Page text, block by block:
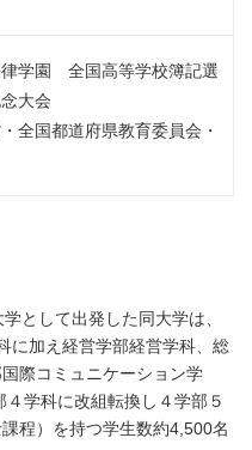
学園 全国高等学校簿記選
大会
全国都道府県教育委員会・
として出発した同大学は、
に加え経営学部経営学科、総
際コミュニケーション学
学科に改組転換し４学部５
程）を持つ学生数約4,500名